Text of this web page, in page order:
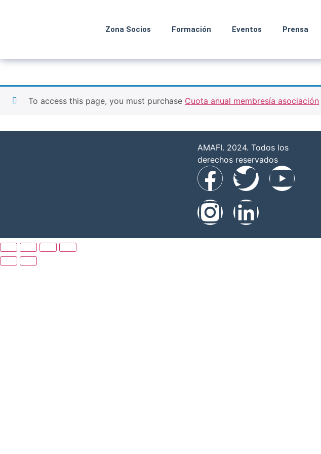
Zona Socios Formación Eventos Prensa
To access this page, you must purchase Cuota anual membresía asociación
AMAFI. 2024. Todos los
derechos reservados